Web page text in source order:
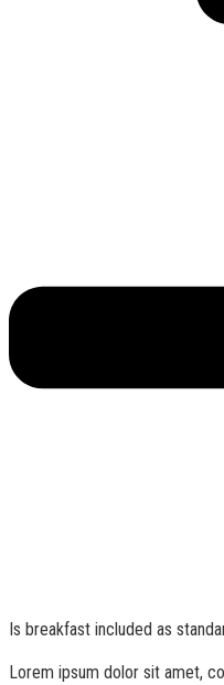
Is breakfast included as
Lorem ipsum dolor sit amet,